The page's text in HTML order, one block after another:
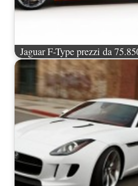
Jaguar F-Type prezzi da